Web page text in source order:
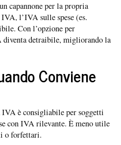
capannone per la propria
l’IVA sulle spese (es.
Con l’opzione per
detraibile, migliorando la
Conviene
è consigliabile per soggetti
con IVA rilevante. È meno utile
o forfettari.